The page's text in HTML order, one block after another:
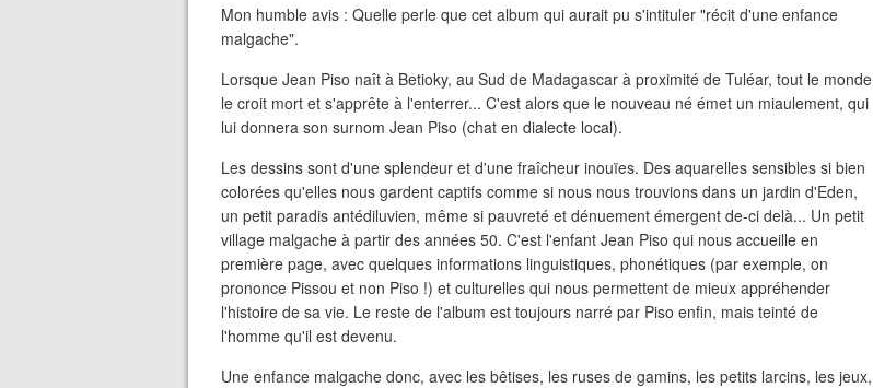
Mon humble avis : Quelle perle que cet album qui aurait pu s'intituler "récit d'une enfance
malgache".
Lorsque Jean Piso naît à Betioky, au Sud de Madagascar à proximité de Tuléar, tout le monde
le croit mort et s'apprête à l'enterrer... C'est alors que le nouveau né émet un miaulement, qui
lui donnera son surnom Jean Piso (chat en dialecte local).
Les dessins sont d'une splendeur et d'une fraîcheur inouïes. Des aquarelles sensibles si bien
colorées qu'elles nous gardent captifs comme si nous nous trouvions dans un jardin d'Eden,
un petit paradis antédiluvien, même si pauvreté et dénuement émergent de-ci delà... Un petit
village malgache à partir des années 50. C'est l'enfant Jean Piso qui nous accueille en
première page, avec quelques informations linguistiques, phonétiques (par exemple, on
prononce Pissou et non Piso !) et culturelles qui nous permettent de mieux appréhender
l'histoire de sa vie. Le reste de l'album est toujours narré par Piso enfin, mais teinté de
l'homme qu'il est devenu.
Une enfance malgache donc, avec les bêtises, les ruses de gamins, les petits larcins, les jeux,